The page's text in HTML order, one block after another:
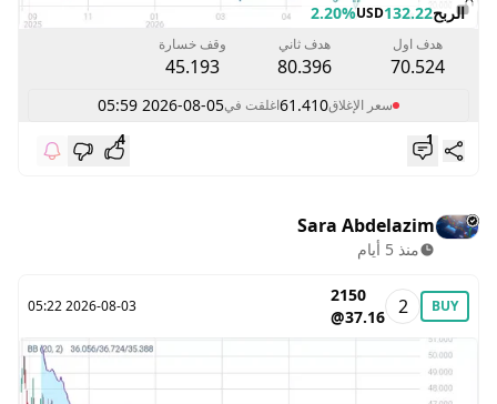
الربح132.22
USD
2.20%
هدف اول
70.524
هدف ثاني
80.396
وقف خسارة
45.193
سعر الإغلاق61.410اغلقت في2026-08-05 05:59
1
4
Sara Abdelazim
منذ 5 أيام
BUY
2
2150
@37.16
2026-08-03 05:22